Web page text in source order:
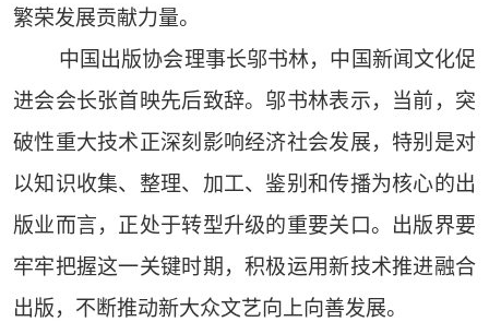
繁荣发展贡献力量。
中国出版协会理事长邬书林，中国新闻文化促
进会会长张首映先后致辞。邬书林表示，当前，突
破性重大技术正深刻影响经济社会发展，特别是对
以知识收集、整理、加工、鉴别和传播为核心的出
版业而言，正处于转型升级的重要关口。出版界要
牢牢把握这一关键时期，积极运用新技术推进融合
出版，不断推动新大众文艺向上向善发展。